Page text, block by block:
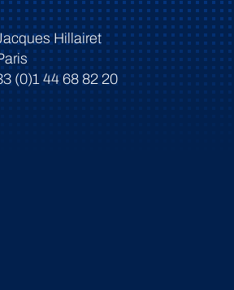
Hillairet
(0)1 44 68 82 20